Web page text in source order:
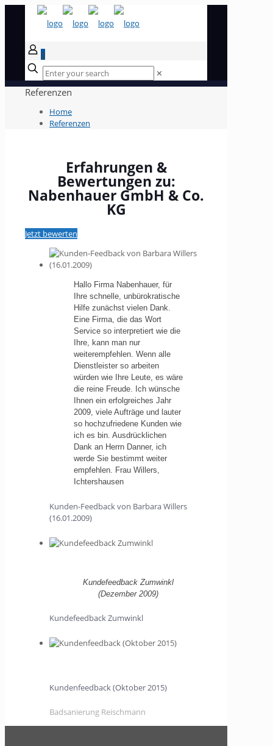
0
✕
Referenzen
Home
Referenzen
Erfahrungen &
Bewertungen zu:
Nabenhauer GmbH & Co.
KG
Jetzt bewerten
Hallo Firma Nabenhauer, für
Ihre schnelle, unbürokratische
Hilfe zunächst vielen Dank.
Eine Firma, die das Wort
Service so interpretiert wie die
Ihre, kann man nur
weiterempfehlen. Wenn alle
Dienstleister so arbeiten
würden wie Ihre Leute, es wäre
die reine Freude. Ich wünsche
Ihnen ein erfolgreiches Jahr
2009, viele Aufträge und lauter
so hochzufriedene Kunden wie
ich es bin. Ausdrücklichen
Dank an Herrn Danner, ich
werde Sie bestimmt weiter
empfehlen. Frau Willers,
Ichtershausen
Kunden-Feedback von Barbara Willers
(16.01.2009)
Kundefeedback Zumwinkl
(Dezember 2009)
Kundefeedback Zumwinkl
Kundenfeedback (Oktober 2015)
Badsanierung Reischmann